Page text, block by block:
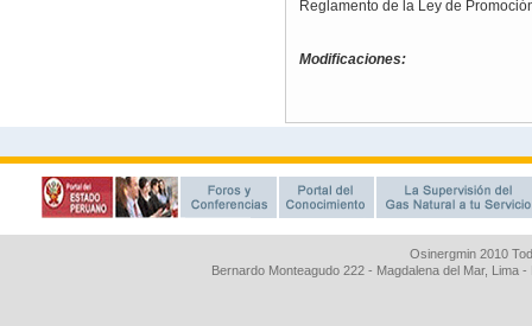
Osinergmin 2010
Bernardo Monteagudo 222 - Magdalena del Mar, Lima